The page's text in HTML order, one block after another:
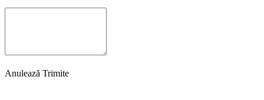
Anulează Trimite